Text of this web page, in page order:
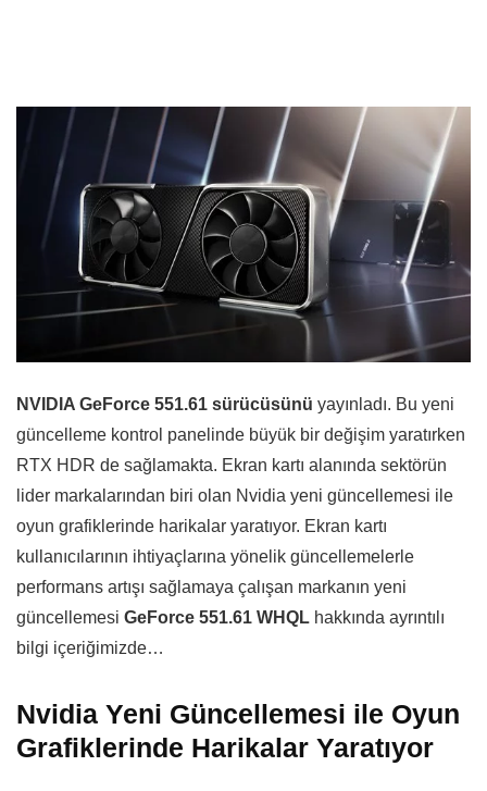
NVIDIA GeForce 551.61 sürücüsünü yayınladı. Bu yeni
güncelleme kontrol panelinde büyük bir değişim yaratırken
RTX HDR de sağlamakta. Ekran kartı alanında sektörün
lider markalarından biri olan Nvidia yeni güncellemesi ile
oyun grafiklerinde harikalar yaratıyor. Ekran kartı
kullanıcılarının ihtiyaçlarına yönelik güncellemelerle
performans artışı sağlamaya çalışan markanın yeni
güncellemesi GeForce 551.61 WHQL hakkında ayrıntılı
bilgi içeriğimizde…
Nvidia Yeni Güncellemesi ile Oyun
Grafiklerinde Harikalar Yaratıyor